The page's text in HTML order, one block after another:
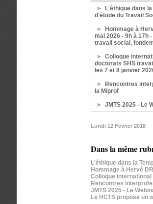
L'éthique dans
d'étude du Travail
Hommage à
mai 2026 - 9h à 17h
travail social,
Colloque
doctorats SHS
les 7 et 8 janvier
Rencontres
la Miprof
JMTS 2025 - Le
Lundi 12 Février 2018
Dans la même
L'éthique dans la
Hommage à Hervé
Colloque
Rencontres
JMTS 2025 - Le
Le HCTS propose un